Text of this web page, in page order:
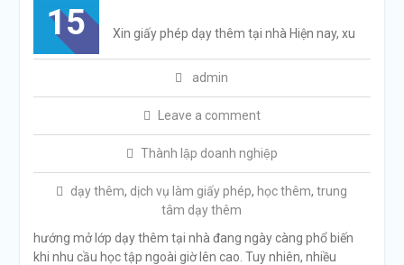
15
admin
Leave a comment
Thành lập doanh nghiệp
dạy thêm, dịch vụ làm giấy phép, học thêm,trung
tâm dạy thêm
Xin giấy phép dạy thêm tại nhà Hiện nay, xu
hướng mở lớp dạy thêm tại nhà đang ngày càng phổ biến
khi nhu cầu học tập ngoài giờ lên cao. Tuy nhiên, nhiều